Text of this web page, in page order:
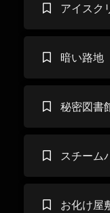
アイスク
暗い路地
秘密図書
スチーム
お化け屋